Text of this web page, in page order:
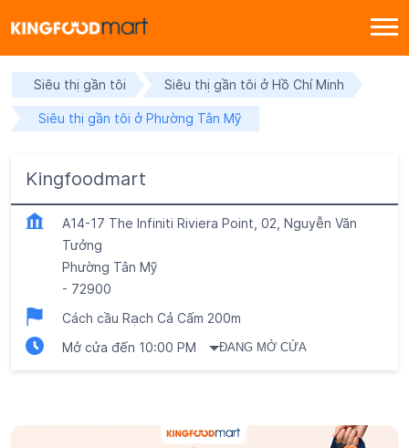
Siêu thị gần tôi Siêu thị gần tôi ở Hồ Chí Minh
Siêu thị gần tôi ở Phường Tân Mỹ
Kingfoodmart
A14-17 The Infiniti Riviera Point, 02, Nguyễn Văn
Tưởng
Phường Tân Mỹ
- 72900
Cách cầu Rạch Cả Cấm 200m
Mở cửa đến 10:00 PM
ĐANG MỞ CỬA